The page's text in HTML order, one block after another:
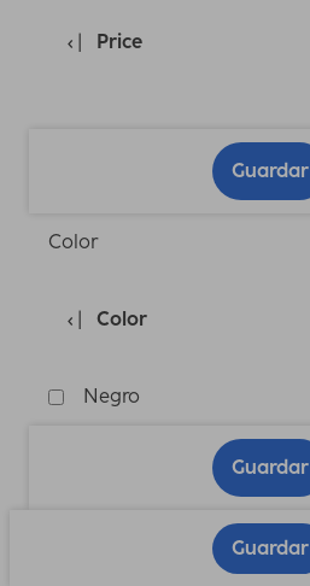
Price
Guardar
Color
Color
Negro
Guardar
Guardar